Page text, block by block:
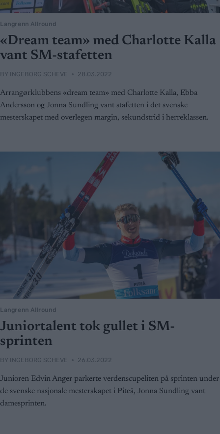
Langrenn Allround
«Dream team» med Charlotte Kalla
vant SM-stafetten
BY INGEBORG SCHEVE 28.03.2022
Arrangørklubbens «dream team» med Charlotte Kalla, Ebba
Andersson og Jonna Sundling vant stafetten i det svenske
mesterskapet med overlegen margin, sekundstrid i herreklassen.
Langrenn Allround
Juniortalent tok gullet i SM-
sprinten
BY INGEBORG SCHEVE 26.03.2022
Junioren Edvin Anger parkerte verdenscupeliten på sprinten under
de svenske nasjonale mesterskapet i Piteå, Jonna Sundling vant
damesprinten.